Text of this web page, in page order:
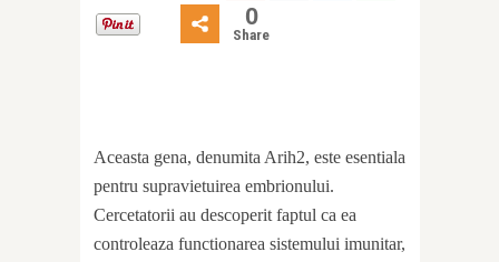
0
Share
Aceasta gena, denumita Arih2, este esentiala
pentru supravietuirea embrionului.
Cercetatorii au descoperit faptul ca ea
controleaza functionarea sistemului imunitar,